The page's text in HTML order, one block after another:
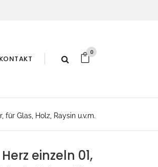
KONTAKT
0
Glas, Holz, Raysin u.v.m.
einzeln 01,